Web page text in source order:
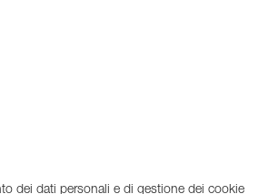
dei dati personali e di gestione dei cookie